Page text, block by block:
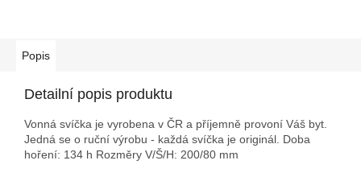
Popis
Detailní popis produktu
Vonná svíčka je vyrobena v ČR a příjemně provoní Váš byt.
Jedná se o ruční výrobu - každá svíčka je originál. Doba
hoření: 134 h Rozměry V/Š/H: 200/80 mm